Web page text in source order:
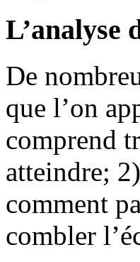
L’analyse
De
que l’on
comprend
atteindre;
comment
combler